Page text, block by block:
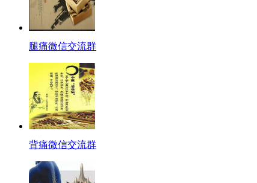
腿痛微信交流群
背痛微信交流群